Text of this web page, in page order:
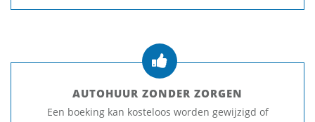
AUTOHUUR ZONDER ZORGEN
Een boeking kan kosteloos worden gewijzigd of